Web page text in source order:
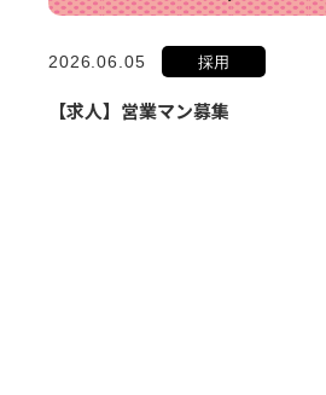
2026.06.05 採用
【求人】営業マン募集